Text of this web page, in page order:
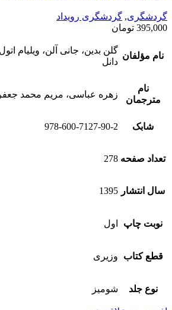
گردشگری, گردشگری رویداد
395,000 تومان
نام مؤلفان
گلن بدین، جانی آلن، ویلیام
دانل
نام
مترجمان
زهره عباسی، مریم محمد جعفر
شابک 978-600-7127-90-2
تعداد صفحه 278
سال انتشار 1395
نوبت چاپ اول
قطع کتاب وزیری
نوع جلد شومیز